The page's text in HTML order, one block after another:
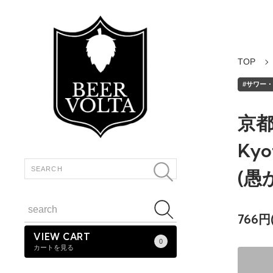
VIEW CART
カートを見る
0
TOP
#サワー
京
(愚
766